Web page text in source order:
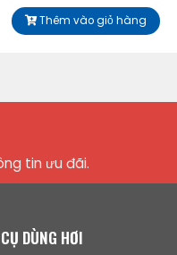
Thêm vào giỏ hàng
tin ưu đãi.
DÙNG HƠI